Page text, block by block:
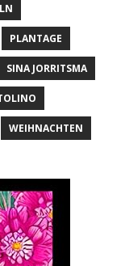
PLANTAGE
SINA JORRITSMA
WEIHNACHTEN